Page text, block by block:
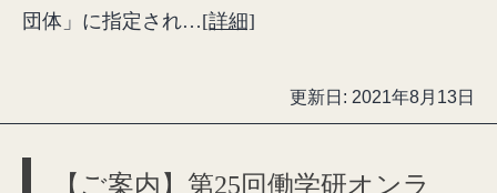
団体」に指定され…[詳細]
更新日: 2021年8月13日
【ご案内】第25回働学研オンラ